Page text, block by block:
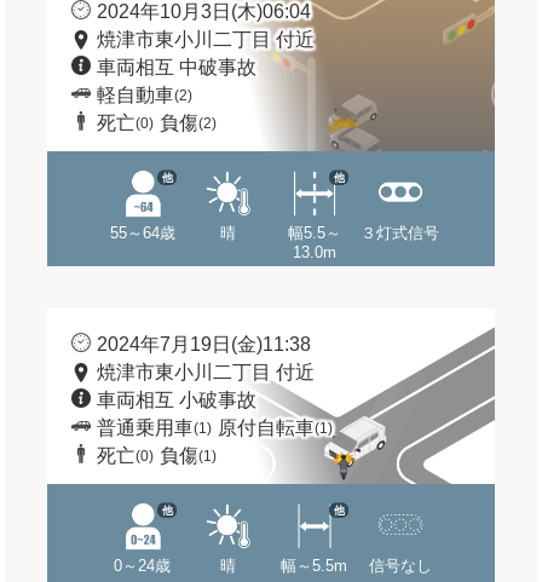
2024年10月3日(木)06:04
焼津市東小川二丁目 付近
車両相互 中破事故
軽自動車(2)
死亡(0) 負傷(2)
55～64歳
他
晴
幅5.5～
13.0m
他
３灯式信号
2024年7月19日(金)11:38
焼津市東小川二丁目 付近
車両相互 小破事故
普通乗用車(1) 原付自転車(1)
死亡(0) 負傷(1)
0～24歳
他
晴 幅～5.5m
他
信号なし